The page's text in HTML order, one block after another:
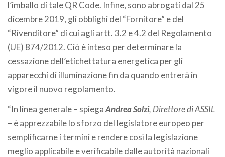
l’imballo di tale QR Code. Infine, sono abrogati dal 25
dicembre 2019, gli obblighi del “Fornitore” e del
“Rivenditore” di cui agli artt. 3.2 e 4.2 del Regolamento
(UE) 874/2012. Ciò è inteso per determinare la
cessazione dell’etichettatura energetica per gli
apparecchi di illuminazione fin da quando entrerà in
vigore il nuovo regolamento.
“In linea generale – spiegaAndrea Solzi, Direttore di ASSIL
– è apprezzabile lo sforzo del legislatore europeo per
semplificarne i termini e rendere così la legislazione
meglio applicabile e verificabile dalle autorità nazionali